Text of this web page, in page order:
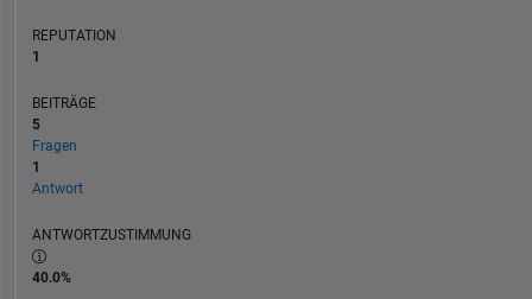
REPUTATION
1
BEITRÄGE
5
Fragen
1
Antwort
ANTWORTZUSTIMMUNG
40.0%